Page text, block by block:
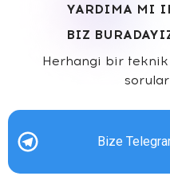
YARDIMA MI
BIZ
Herhangi bir teknik
Bize